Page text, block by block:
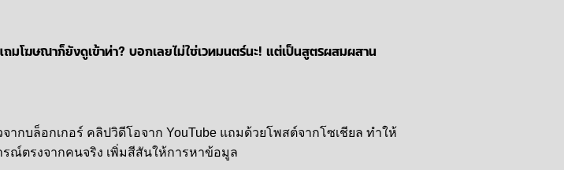
มโฆษณาก็ยังดูเข้าท่า? บอกเลยไม่ใช่เวทมนตร์นะ! แต่เป็นสูตรผสมผสาน
กบล็อกเกอร์ คลิปวิดีโอจาก YouTube แถมด้วยโพสต์จากโซเชียล ทำให้
ณ์ตรงจากคนจริง เพิ่มสีสันให้การหาข้อมูล